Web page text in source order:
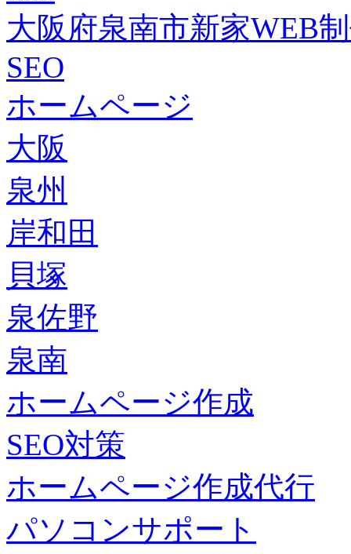
大阪府泉南市新家WEB
SEO
ホームページ
大阪
泉州
岸和田
貝塚
泉佐野
泉南
ホームページ作成
SEO対策
ホームページ作成代行
パソコンサポート